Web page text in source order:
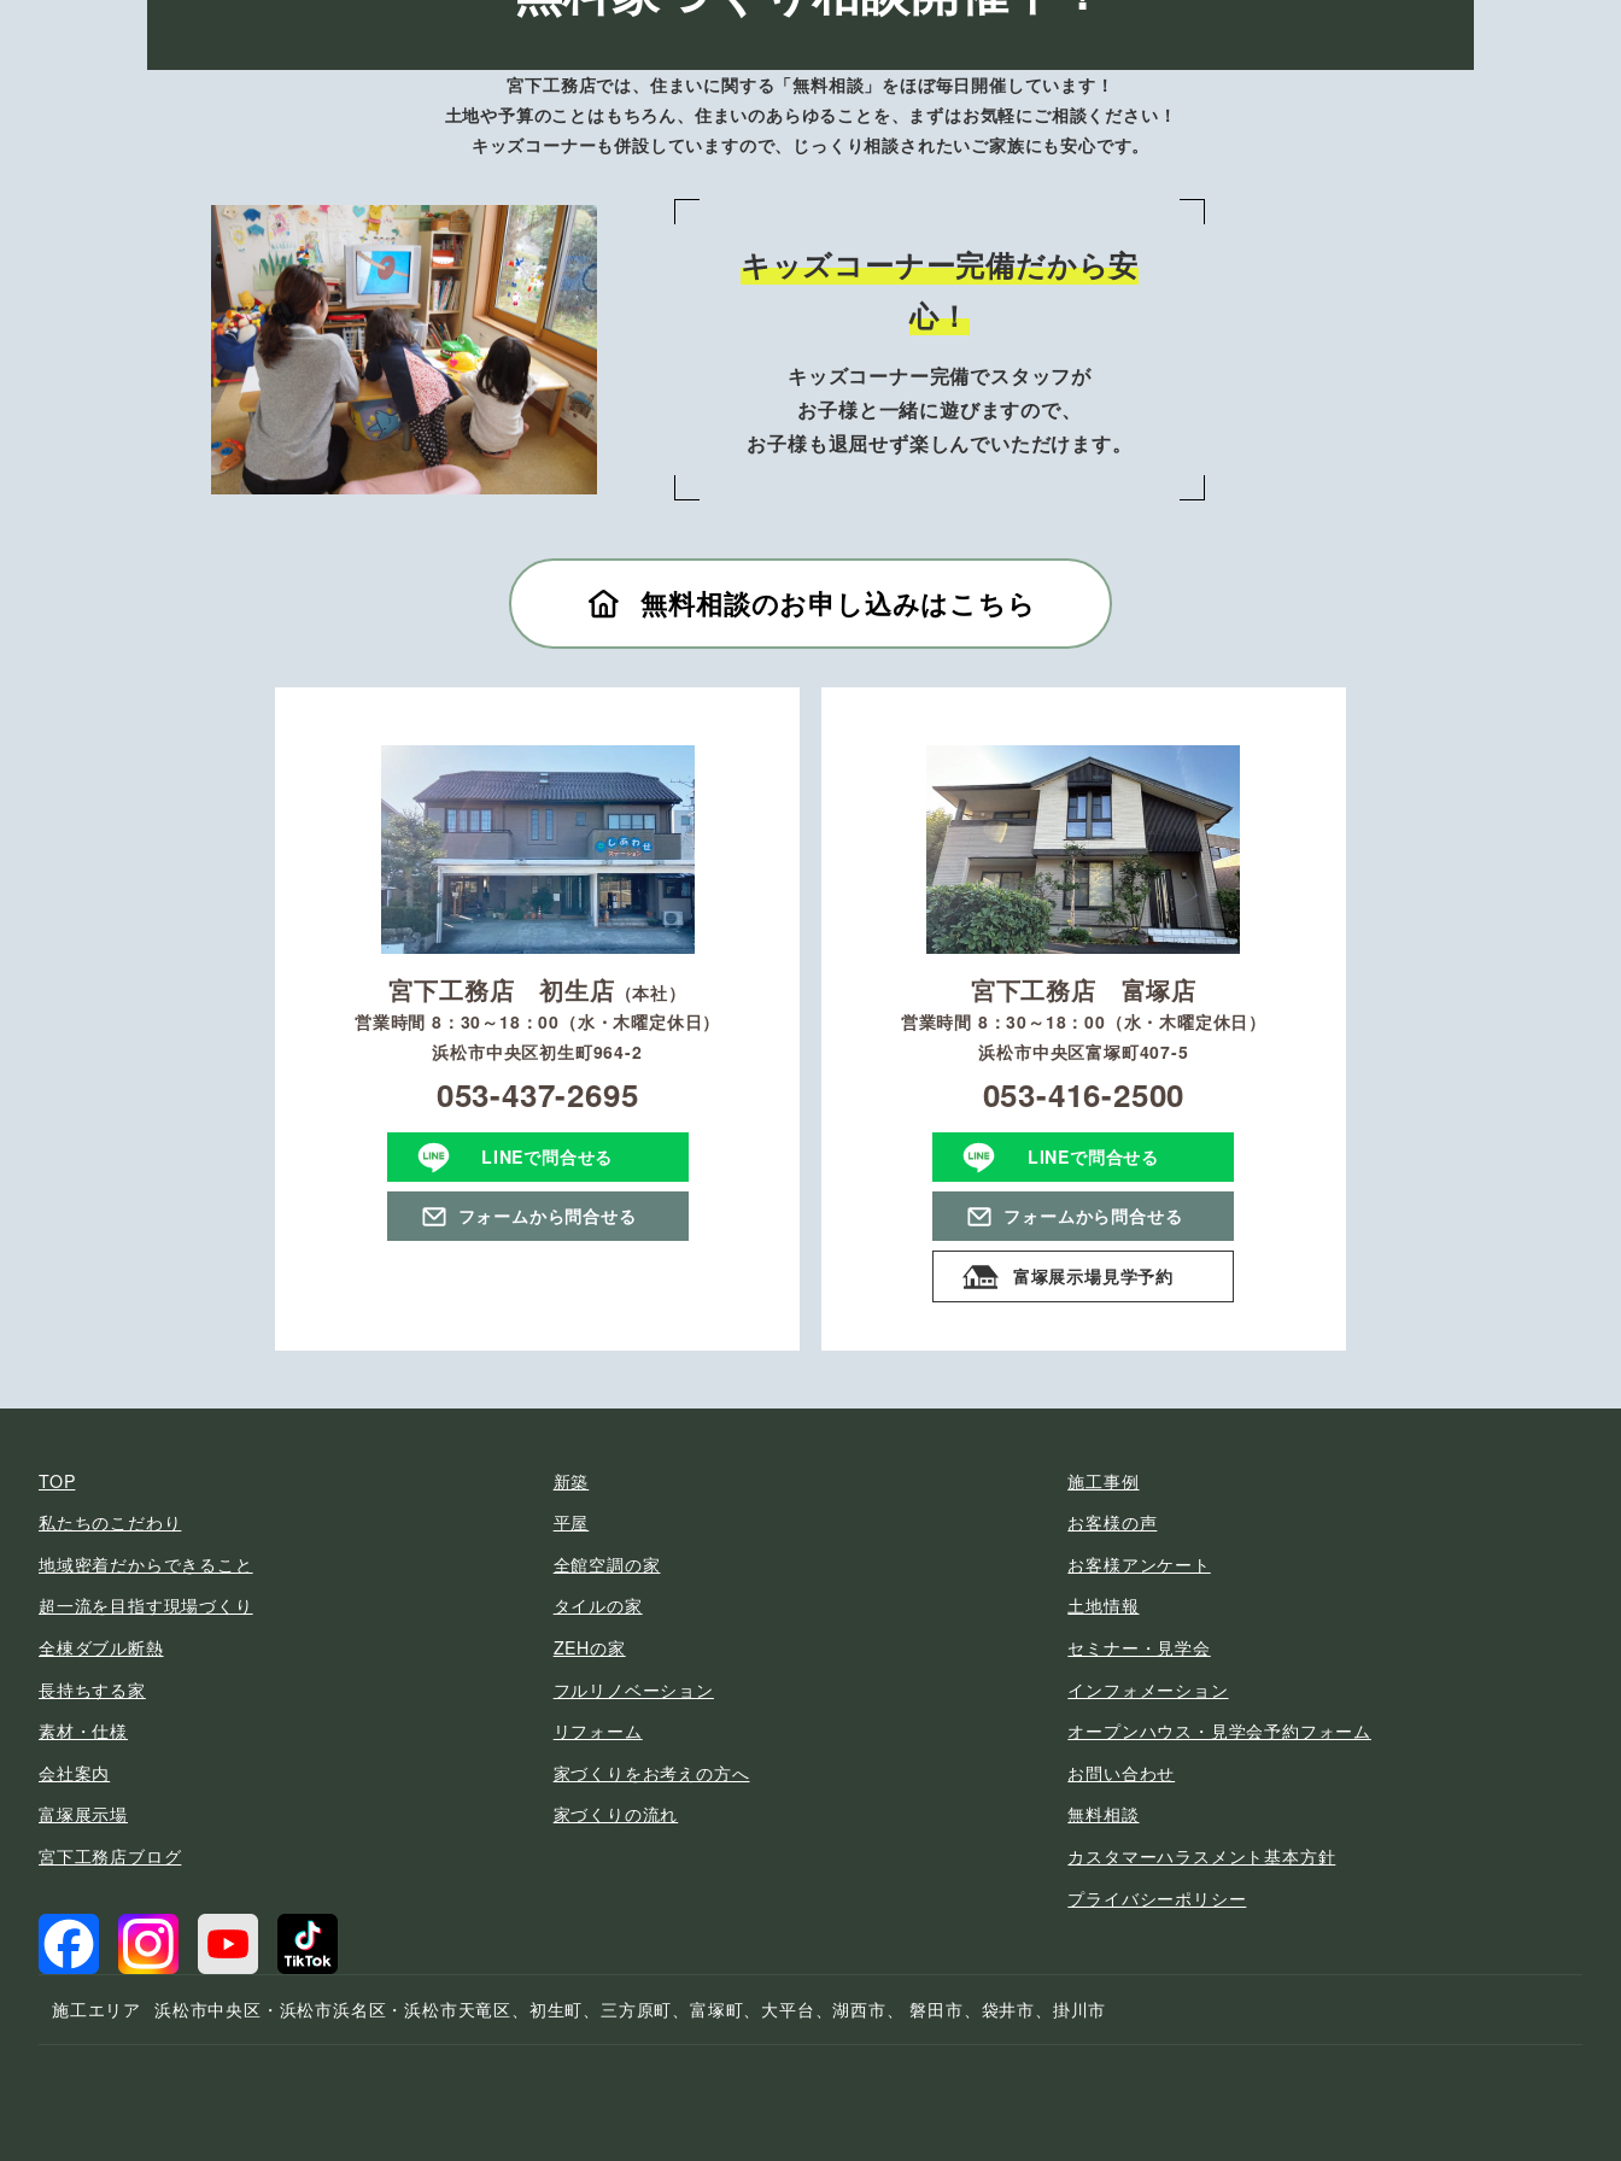
宮下工務店では、住まいに関する「無料相談」をほぼ毎日開催しています！
土地や予算のことはもちろん、住まいのあらゆることを、まずはお気軽にご相談ください！
キッズコーナーも併設していますので、じっくり相談されたいご家族にも安心です。
キッズコーナー完備だから安
心！
キッズコーナー完備でスタッフが
お子様と一緒に遊びますので、
お子様も退屈せず楽しんでいただけます。
無料相談のお申し込みはこちら
宮下工務店 初生店 （本社）
営業時間 8：30～18：00（水・木曜定休日）
浜松市中央区初生町964-2
053-437-2695
LINEで問合せる
フォームから問合せる
宮下工務店 富塚店
営業時間 8：30～18：00（水・木曜定休日）
浜松市中央区富塚町407-5
053-416-2500
LINEで問合せる
フォームから問合せる
富塚展示場見学予約
TOP
私たちのこだわり
地域密着だからできること
超一流を目指す現場づくり
全棟ダブル断熱
長持ちする家
素材・仕様
会社案内
富塚展示場
宮下工務店ブログ
新築
平屋
全館空調の家
タイルの家
ZEHの家
フルリノベーション
リフォーム
家づくりをお考えの方へ
家づくりの流れ
施工事例
お客様の声
お客様アンケート
土地情報
セミナー・見学会
インフォメーション
オープンハウス・見学会予約フォーム
お問い合わせ
無料相談
カスタマーハラスメント基本方針
プライバシーポリシー
施工エリア 浜松市中央区・浜松市浜名区・浜松市天竜区、初生町、三方原町、富塚町、大平台、湖西市、 磐田市、袋井市、掛川市